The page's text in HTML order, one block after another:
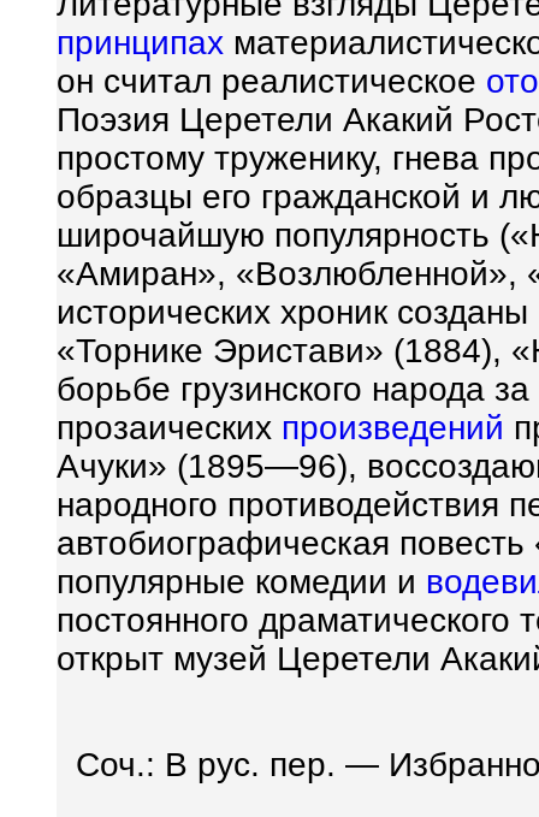
принципах
он считал реалистическое
Поэзия Церетели Акакий
простому труженику, гнева
образцы его гражданской и
широчайшую популярность
«Амиран», «Возлюбленной»,
исторических хроник
«Торнике Эристави» (1884),
борьбе грузинского народа
прозаических произведений
Ачуки» (1895—96),
народного противодействия
автобиографическая
популярные комедии и
постоянного драматического
открыт музей Церетели
Соч.: В рус. пер. —